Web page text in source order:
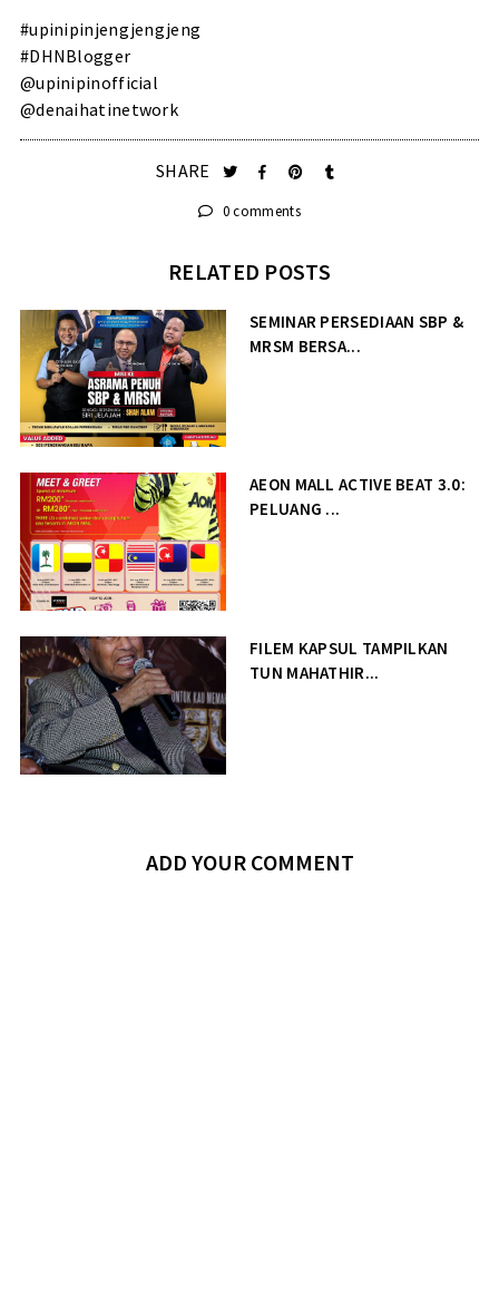
#upinipinjengjengjeng
#DHNBlogger
@upinipinofficial
@denaihatinetwork
SHARE
0 comments
RELATED POSTS
SEMINAR PERSEDIAAN SBP &
MRSM BERSA...
AEON MALL ACTIVE BEAT 3.0:
PELUANG ...
FILEM KAPSUL TAMPILKAN
TUN MAHATHIR...
ADD YOUR COMMENT